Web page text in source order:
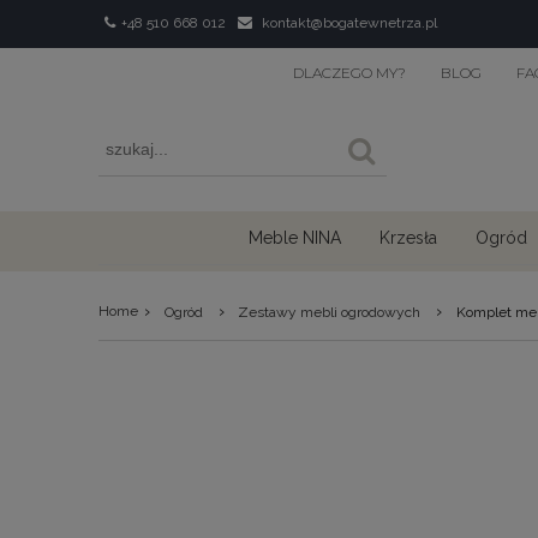
+48 510 668 012 kontakt@bogatewnetrza.pl
DLACZEGO MY? BLOG
Meble NINA Krzesła Ogród
Home › Ogród › Zestawy mebli ogrodowych › Komplet